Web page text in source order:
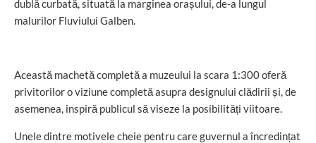
dublă curbată, situată la marginea orașului, de-a lungul
malurilor Fluviului Galben.
Această machetă completă a muzeului la scara 1:300 oferă
privitorilor o viziune completă asupra designului clădirii și, de
asemenea, inspiră publicul să viseze la posibilități viitoare.
Unele dintre motivele cheie pentru care guvernul a încredințat